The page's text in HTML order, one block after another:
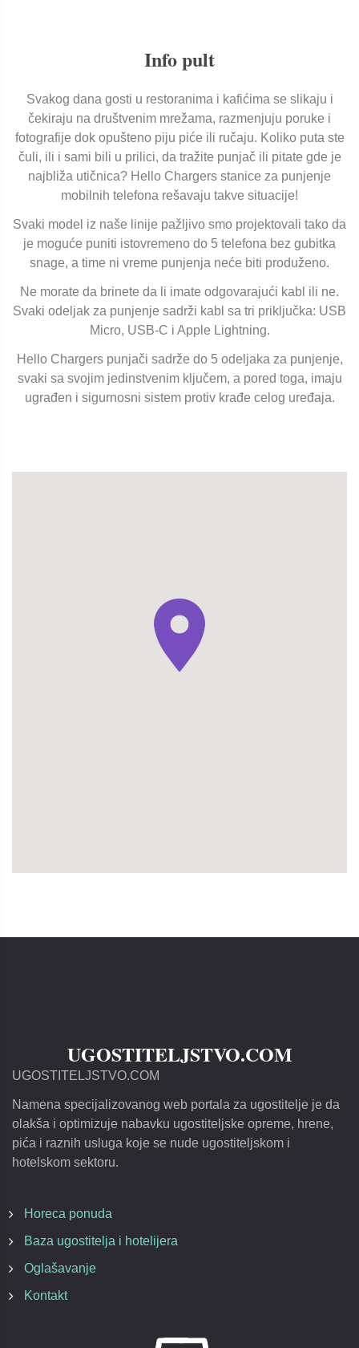
Info pult
Svakog dana gosti u restoranima i kafićima se slikaju i
čekiraju na društvenim mrežama, razmenjuju poruke i
fotografije dok opušteno piju piće ili ručaju. Koliko puta ste
čuli, ili i sami bili u prilici, da tražite punjač ili pitate gde je
najbliža utičnica? Hello Chargers stanice za punjenje
mobilnih telefona rešavaju takve situacije!
Svaki model iz naše linije pažljivo smo projektovali tako da
je moguće puniti istovremeno do 5 telefona bez gubitka
snage, a time ni vreme punjenja neće biti produženo.
Ne morate da brinete da li imate odgovarajući kabl ili ne.
Svaki odeljak za punjenje sadrži kabl sa tri priključka: USB
Micro, USB-C i Apple Lightning.
Hello Chargers punjači sadrže do 5 odeljaka za punjenje,
svaki sa svojim jedinstvenim ključem, a pored toga, imaju
ugrađen i sigurnosni sistem protiv krađe celog uređaja.
UGOSTITELJSTVO.COM
UGOSTITELJSTVO.COM
Namena specijalizovanog web portala za ugostitelje je da
olakša i optimizuje nabavku ugostiteljske opreme, hrene,
pića i raznih usluga koje se nude ugostiteljskom i
hotelskom sektoru.
Horeca ponuda
Baza ugostitelja i hotelijera
Oglašavanje
Kontakt